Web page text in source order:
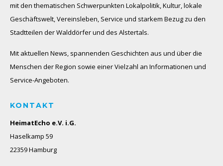
mit den thematischen Schwerpunkten Lokalpolitik, Kultur, lokale
Geschäftswelt, Vereinsleben, Service und starkem Bezug zu den
Stadtteilen der Walddörfer und des Alstertals.
Mit aktuellen News, spannenden Geschichten aus und über die
Menschen der Region sowie einer Vielzahl an Informationen und
Service-Angeboten.
KONTAKT
HeimatEcho e.V. i.G.
Haselkamp 59
22359 Hamburg